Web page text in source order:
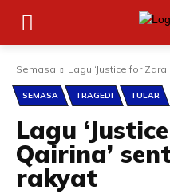
Semasa Lagu ‘Justice for
SEMASA TRAGEDI TULAR
Lagu
Qairina’
rakyat